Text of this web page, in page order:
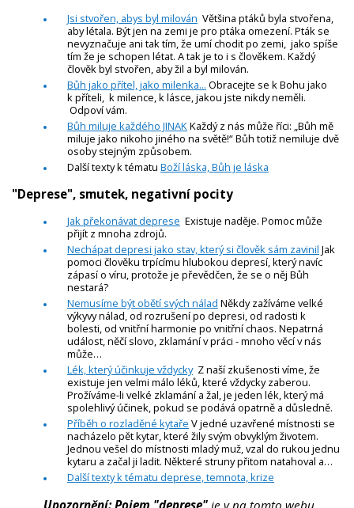
Jsi stvořen, abys byl milován Většina ptáků byla stvořena,
aby létala. Být jen na zemi je pro ptáka omezení. Pták se
nevyznačuje ani tak tím, že umí chodit po zemi, jako spíše
tím že je schopen létat. A tak je to i s člověkem. Každý
člověk byl stvořen, aby žil a byl milován.
Bůh jako přítel, jako milenka... Obracejte se k Bohu jako
k příteli, k milence, k lásce, jakou jste nikdy neměli.
Odpoví vám.
Bůh miluje každého JINAKKaždý z nás může říci: „Bůh mě
miluje jako nikoho jiného na světě!“ Bůh totiž nemiluje dvě
osoby stejným způsobem.
Další texty k tématu Boží láska, Bůh je láska
"Deprese", smutek, negativní pocity
Jak překonávat deprese Existuje naděje. Pomoc může
přijít z mnoha zdrojů.
Nechápat depresi jako stav, který si člověk sám zavinil Jak
pomoci člověku trpícímu hlubokou depresí, který navíc
zápasí o víru, protože je převědčen, že se o něj Bůh
nestará?
Nemusíme být obětí svých nálad Někdy zažíváme velké
výkyvy nálad, od rozrušení po depresi, od radosti k
bolesti, od vnitřní harmonie po vnitřní chaos. Nepatrná
událost, něčí slovo, zklamání v práci - mnoho věcí v nás
může…
Lék, který účinkuje vždyckyZ naší zkušenosti víme, že
existuje jen velmi málo léků, které vždycky zaberou.
Prožíváme-li velké zklamání a žal, je jeden lék, který má
spolehlivý účinek, pokud se podává opatrně a důsledně.
Příběh o rozladěné kytaře V jedné uzavřené místnosti se
nacházelo pět kytar, které žily svým obvyklým životem.
Jednou vešel do místnosti mladý muž, vzal do rukou jednu
kytaru a začal ji ladit. Některé struny přitom natahoval a…
Další texty k tématu deprese, temnota, krize
Upozornění: Pojem "deprese" je v na tomto webu